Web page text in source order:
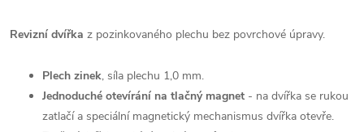
Revizní dvířka z pozinkovaného plechu bez povrchové úpravy.
Plech zinek, síla plechu 1,0 mm.
Jednoduché otevírání na tlačný magnet - na dvířka se rukou
zatlačí a speciální magnetický mechanismus dvířka otevře.